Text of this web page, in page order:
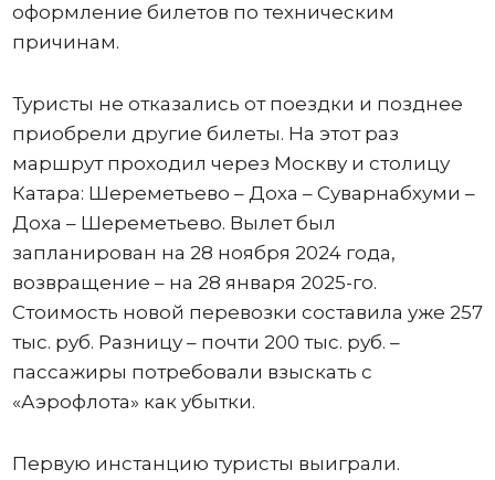
оформление билетов по техническим
причинам.
Туристы не отказались от поездки и позднее
приобрели другие билеты. На этот раз
маршрут проходил через Москву и столицу
Катара: Шереметьево – Доха – Суварнабхуми –
Доха – Шереметьево. Вылет был
запланирован на 28 ноября 2024 года,
возвращение – на 28 января 2025-го.
Стоимость новой перевозки составила уже 257
тыс. руб. Разницу – почти 200 тыс. руб. –
пассажиры потребовали взыскать с
«Аэрофлота» как убытки.
Первую инстанцию туристы выиграли.